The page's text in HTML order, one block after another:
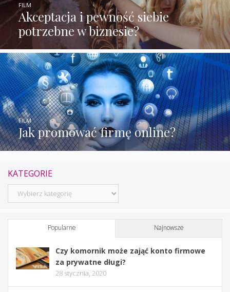
Akceptacja i pewność siebie
potrzebne w biznesie?
FILM
Jak promować firmę online?
FILM
KATEGORIE
Kategorie
Popularne Najnowsze
Czy komornik może zająć konto firmowe
za prywatne długi?
28 stycznia, 2020